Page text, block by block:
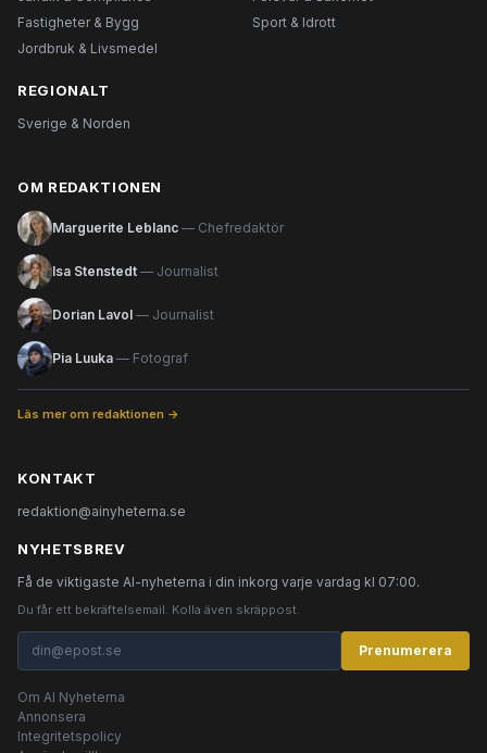
Fastigheter & Bygg
Sport & Idrott
Jordbruk & Livsmedel
REGIONALT
Sverige & Norden
OM REDAKTIONEN
Marguerite Leblanc — Chefredaktör
Isa Stenstedt — Journalist
Dorian Lavol — Journalist
Pia Luuka — Fotograf
Läs mer om redaktionen →
KONTAKT
redaktion@ainyheterna.se
NYHETSBREV
Få de viktigaste AI-nyheterna i din inkorg varje vardag kl 07:00.
Du får ett bekräftelsemail. Kolla även skräppost.
Prenumerera
Om AI Nyheterna
Annonsera
Integritetspolicy